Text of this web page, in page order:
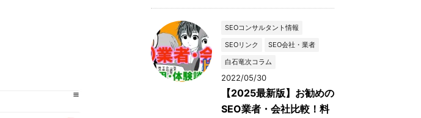
SEOコンサルタント情報
SEOリンク
SEO会社・業者
白石竜次コラム
2022/05/30
【2025最新版】お勧めの
SEO業者・会社比較！料